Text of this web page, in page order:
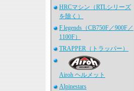
HRCマシン（RTLシリーズ
を除く）
F.legends（CB750F／900F／
1100F）
TRAPPER（トラッパー）
Airoh ヘルメット
Alpinestars